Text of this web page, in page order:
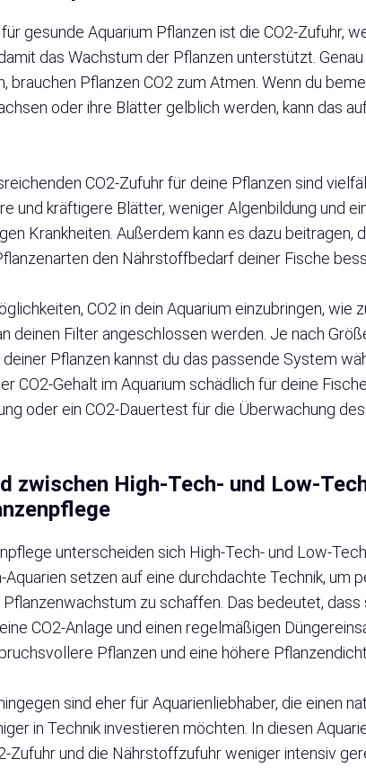
gesunde Aquarium Pflanzen ist die CO2-Zufuhr,
das Wachstum der Pflanzen unterstützt.
brauchen Pflanzen CO2 zum Atmen. Wenn du
oder ihre Blätter gelblich werden, kann das
CO2-Zufuhr für deine Pflanzen sind
und kräftigere Blätter, weniger Algenbildung und
Krankheiten. Außerdem kann es dazu beitragen,
den Nährstoffbedarf deiner Fische
CO2 in dein Aquarium einzubringen, wie
deinen Filter angeschlossen werden. Je nach
Pflanzen kannst du das passende System
CO2-Gehalt im Aquarium schädlich für deine
oder ein CO2-Dauertest für die Überwachung
zwischen High-Tech- und Low-
unterscheiden sich High-Tech- und Low-
Aquarien setzen auf eine durchdachte Technik, um
zu schaffen. Das bedeutet, dass
CO2-Anlage und einen regelmäßigen
Pflanzen und eine höhere
sind eher für Aquarienliebhaber, die einen
in Technik investieren möchten. In diesen
Zufuhr und die Nährstoffzufuhr weniger intensiv